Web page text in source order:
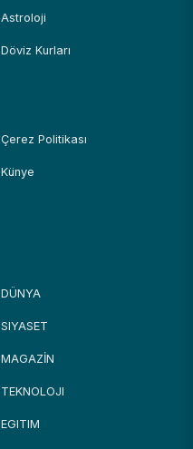
Astroloji
Döviz Kurları
Çerez Politikası
Künye
DÜNYA
SIYASET
MAGAZİN
TEKNOLOJI
EGITIM